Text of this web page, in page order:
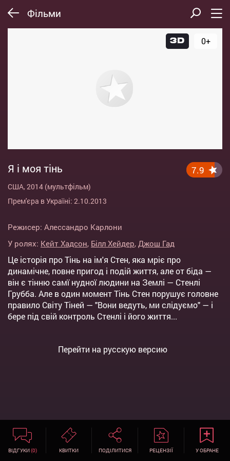
Фільми
0+
Я і моя тінь
США, 2014 (мультфільм)
Прем'єра в Україні: 2.10.2013
7.9
Режисер: Алессандро Карлони
У ролях: Кейт Хадсон, Білл Хейдер, Джош Гад
Це історія про Тінь на ім'я Стен, яка мріє про
динамічне, повне пригод і подій життя, але от біда —
він є тінню самї нудної людини на Землі — Стенлі
Грубба. Але в один момент Тінь Стен порушує головне
правило Світу Тіней — "Вони ведуть, ми слідуємо" — і
бере під свій контроль Стенлі і його життя...
Перейти на русскую версию
ВІДГУКИ(0) КВИТКИ ПОДІЛИТИСЯ РЕЦЕНЗІЇ У ОБРАНЕ